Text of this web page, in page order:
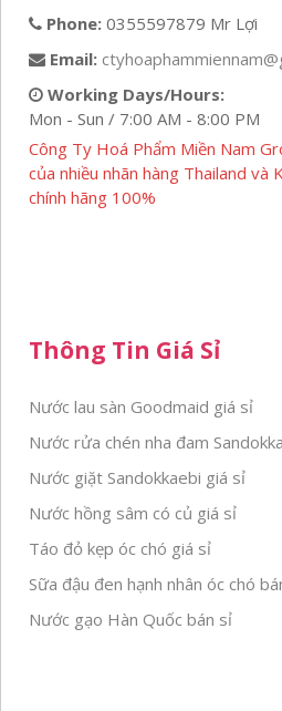
Phone: 0355597879 Mr Lợi
Email:
Working Days/Hours:
Mon - Sun / 7:00 AM - 8:00 PM
Công Ty Hoá Phẩm Miền Nam
của nhiều nhãn hàng Thailand và
chính hãng 100%
Thông Tin Giá Sỉ
Nước lau sàn Goodmaid giá sỉ
Nước rửa chén nha đam
Nước giặt Sandokkaebi giá sỉ
Nước hồng sâm có củ giá sỉ
Táo đỏ kẹp óc chó giá sỉ
Sữa đậu đen hạnh nhân óc chó
Nước gạo Hàn Quốc bán sỉ